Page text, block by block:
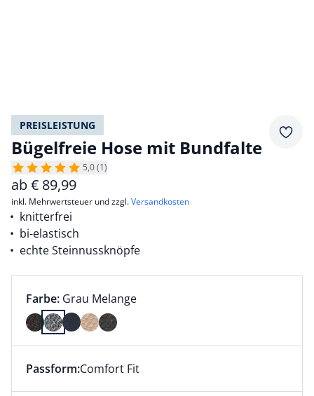
PREISLEISTUNG
Bügelfreie Hose mit Bundfalte
5,0 (1)
ab€ 89,99
inkl. Mehrwertsteuer und zzgl.Versandkosten
knitterfrei
bi-elastisch
echte Steinnussknöpfe
Farbauswahl:
Farbe: aktuell ausgewählt:
Grau Melange
Farbe Grau Melange ausgewählt
Dieser Artikel hat die Passform Comfort Fit. für
Passform:Comfort Fit